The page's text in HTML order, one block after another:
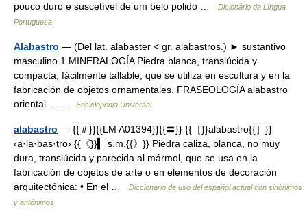
pouco duro e suscetível de um belo polido …
Dicionário da Língua
Portuguesa
Alabastro — (Del lat. alabaster < gr. alabastros.) ► sustantivo
masculino 1 MINERALOGÍA Piedra blanca, translúcida y
compacta, fácilmente tallable, que se utiliza en escultura y en la
fabricación de objetos ornamentales. FRASEOLOGÍA alabastro
oriental… …
Enciclopedia Universal
alabastro — {{＃}}{{LM A01394}}{{〓}} {{［}}alabastro{{］}}
‹a·la·bas·tro› {{《}}▍ s.m.{{》}} Piedra caliza, blanca, no muy
dura, translúcida y parecida al mármol, que se usa en la
fabricación de objetos de arte o en elementos de decoración
arquitectónica: • En el …
Diccionario de uso del español actual con sinónimos
y antónimos